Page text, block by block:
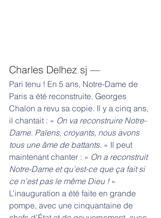
Charles Delhez sj —
Pari tenu ! En 5 ans, Notre-Dame de
Paris a été reconstruite. Georges
Chalon a revu sa copie. Il y a cinq ans,
il chantait : « On va reconstruire Notre-
Dame. Païens, croyants, nous avons
tous une âme de battants. » Il peut
maintenant chanter : « On a reconstruit
Notre-Dame et qu’est-ce que ça fait si
ce n’est pas le même Dieu ! »
L’inauguration a été faite en grande
pompe, avec une cinquantaine de